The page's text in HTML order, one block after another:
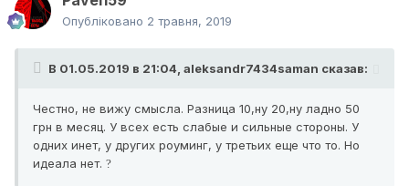
Опубліковано 2 травня, 2019
В 01.05.2019 в 21:04, aleksandr7434saman сказав:
Честно, не вижу смысла. Разница 10,ну 20,ну ладно 50
грн в месяц. У всех есть слабые и сильные стороны. У
одних инет, у других роуминг, у третьих еще что то. Но
идеала нет. ?